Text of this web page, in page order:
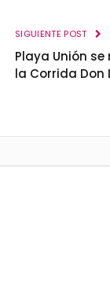
SIGUIENTE POST
Playa Unión se
la Corrida Don